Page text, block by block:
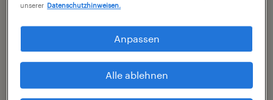
unserer Datenschutzhinweisen.
Anpassen
Alle ablehnen